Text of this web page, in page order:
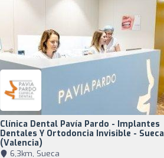
Clínica Dental Pavía Pardo - Implantes
Dentales Y Ortodoncia Invisible - Sueca
(Valencia)
6,3km, Sueca